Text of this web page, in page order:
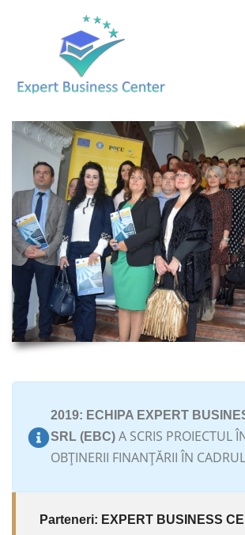
2019: ECHIPA EXPERT
SRL (EBC) A SCRIS PROIECTUL
OBȚINERII FINANȚĂRII ÎN CADRUL
Parteneri: EXPERT BUSINESS